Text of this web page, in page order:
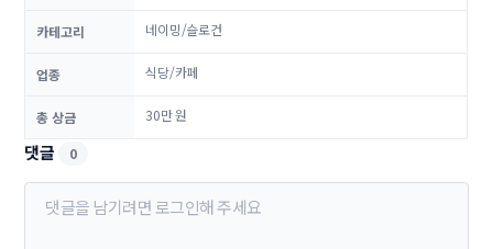
카테고리 네이밍/슬로건
업종 식당/카페
총 상금 30만 원
댓글 0